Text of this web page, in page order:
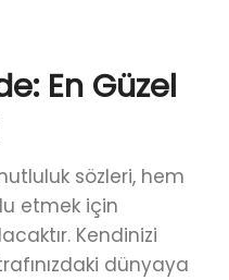
En Güzel
sözleri, hem
etmek için
Kendinizi
dünyaya